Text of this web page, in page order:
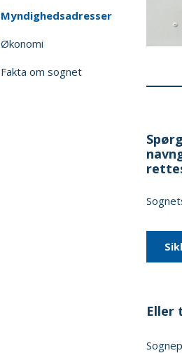
Myndighedsadresser
Økonomi
Fakta om sognet
Eller